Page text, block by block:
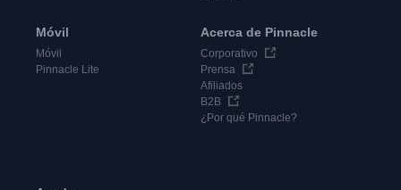
Móvil
Móvil
Pinnacle Lite
Acerca de Pinnacle
Corporativo
Prensa
Afiliados
B2B
¿Por qué Pinnacle?